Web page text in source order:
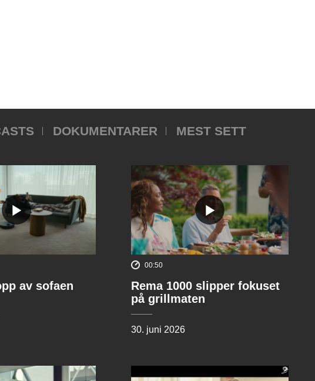
DOKUMENTARER MEST SETT
av sofaen
00:50
Rema 1000 slipper fokuset
på grillmaten
30. juni 2026